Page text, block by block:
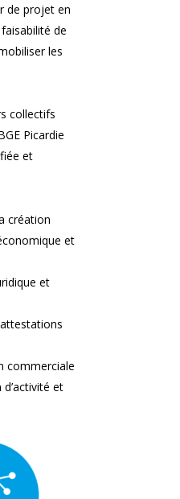
de projet en
de
les
collectifs
Picardie
et
création
et
et
commerciale
et